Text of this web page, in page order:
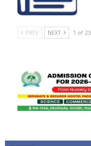
PREV NEXT 1 of 23